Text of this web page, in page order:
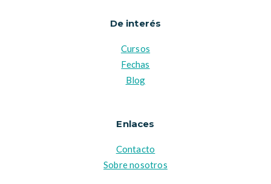
De interés
Cursos
Fechas
Blog
Enlaces
Contacto
Sobre nosotros